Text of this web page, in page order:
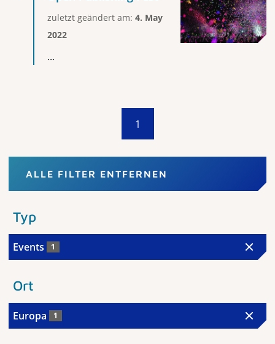
zuletzt geändert am: 4. May
2022
...
1
ALLE FILTER ENTFERNEN
Typ
Events 1
Ort
Europa 1